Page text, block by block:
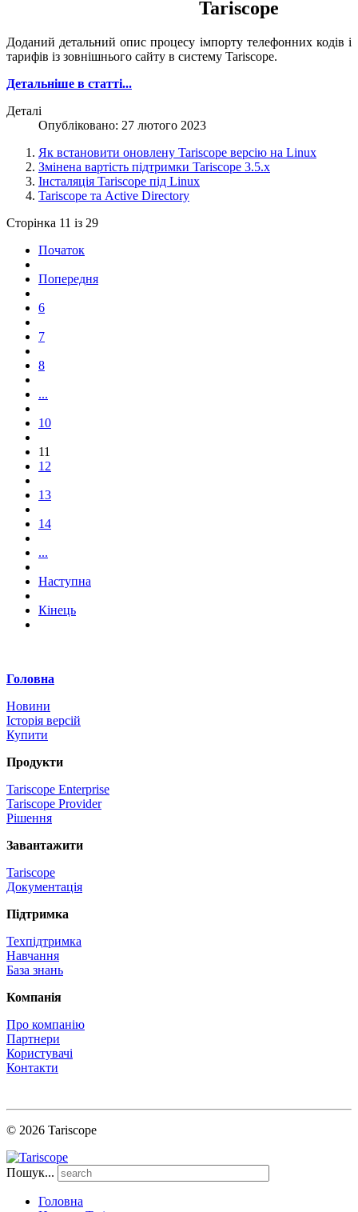
Tariscope
Доданий детальний опис процесу імпорту телефонних кодів і
тарифів із зовнішнього сайту в систему Tariscope.
Детальніше в статті...
Деталі
Опубліковано: 27 лютого 2023
Як встановити оновлену Tariscope версію на Linux
Змінена вартість підтримки Tariscope 3.5.х
Інсталяція Tariscope під Linux
Tariscope та Active Directory
Сторінка 11 із 29
Початок
Попередня
6
7
8
...
10
11
12
13
14
...
Наступна
Кінець
Головна
Новини
Історія версій
Купити
Продукти
Tariscope Enterprise
Tariscope Provider
Рішення
Завантажити
Tariscope
Документація
Підтримка
Техпідтримка
Навчання
База знань
Компанія
Про компанію
Партнери
Користувачі
Контакти
© 2026 Tariscope
Пошук...
Головна